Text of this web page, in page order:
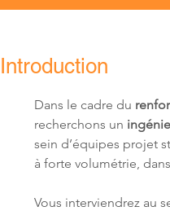
Introduction
Dans le cadre du
recherchons un
sein d’équipes projet
à forte volumétrie,
Vous interviendrez au